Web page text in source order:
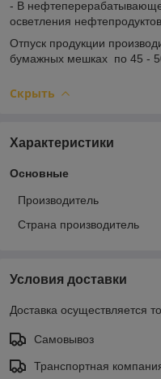
- В
осветления нефтепродуктов.
Отпуск продукции
бумажных мешках по 45 -
Скрыть
Характеристики
Основные
Производитель
Страна производитель
Условия доставки
Доставка осуществляется
Самовывоз
Транспортная